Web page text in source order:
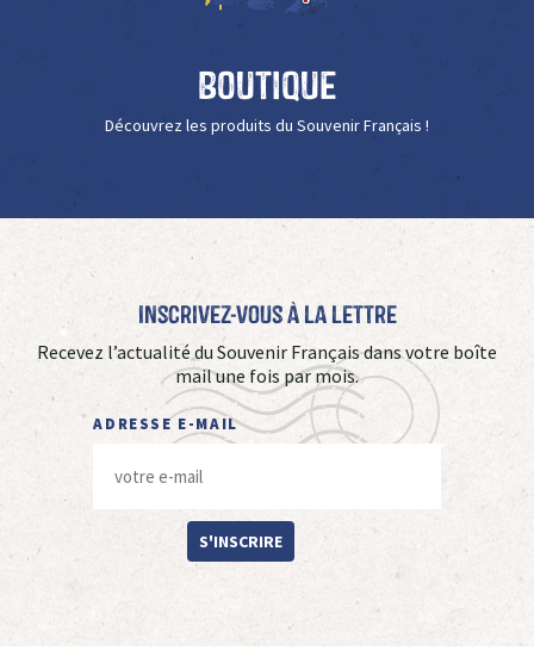
Boutique
Découvrez les produits du Souvenir Français !
Inscrivez-vous à La Lettre
Recevez l’actualité du Souvenir Français dans votre boîte
mail une fois par mois.
ADRESSE E-MAIL
S'INSCRIRE